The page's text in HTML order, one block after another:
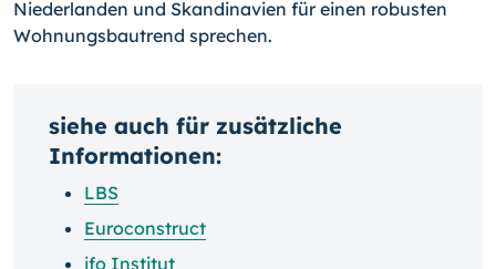
Niederlan­den und Skandinavien für einen robusten
Wohnungsbautrend sprechen.
siehe auch für zusätzliche
Informationen:
LBS
Euroconstruct
ifo Institut